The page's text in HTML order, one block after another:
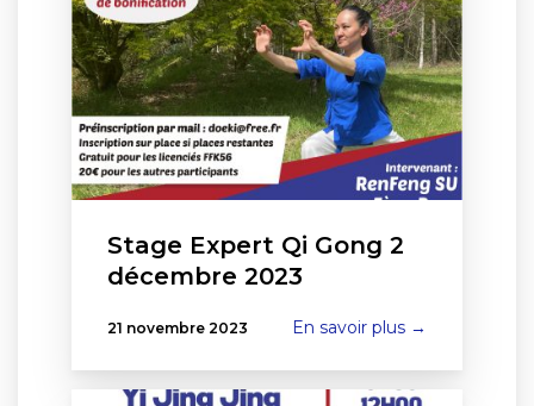
Stage Expert Qi Gong 2
décembre 2023
21 novembre 2023 En savoir plus →